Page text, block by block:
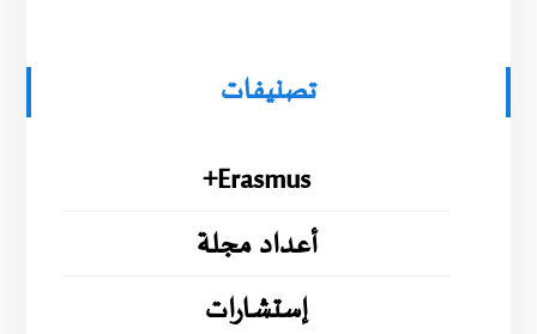
تصنيفات
Erasmus+
أعداد مجلة
إستشارات